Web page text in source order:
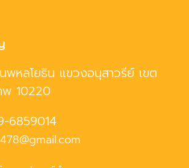
หลโยธิน แขวงอนุสาวรีย์ เขต
พ 10220
6859014